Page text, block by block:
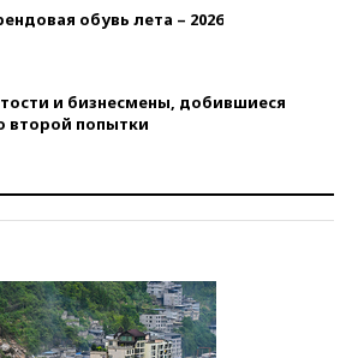
обувь лета – 2026
и бизнесмены, добившиеся
второй попытки